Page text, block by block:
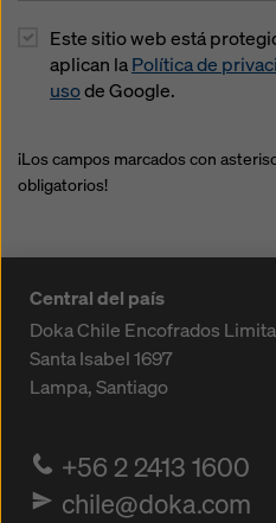
Este sitio web está
aplican laPolítica de
usode Google.
¡Los campos marcados con
obligatorios!
Central del país
Doka Chile Encofrados
Santa Isabel 1697
Lampa, Santiago
+56 2 2413 1600
chile@doka.com